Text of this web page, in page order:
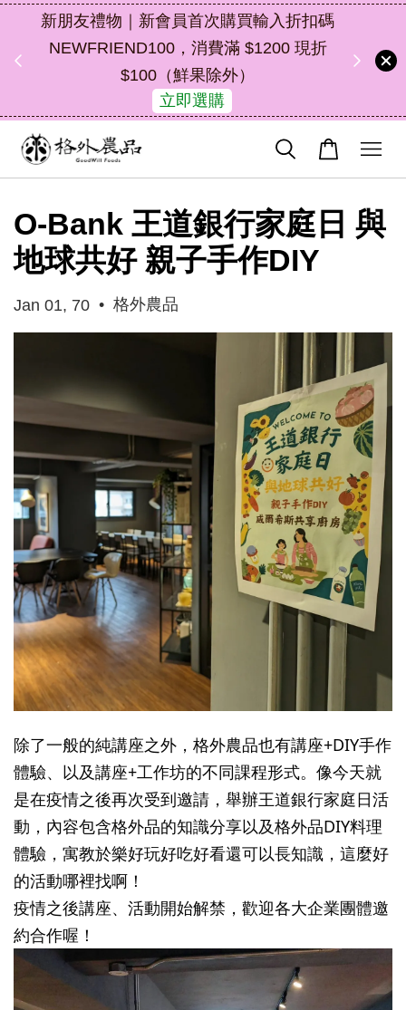
中秋禮盒新上市｜橘皮植萃永續好禮，解
油去味・送禮自用兩相宜
了解詳情
46
天
22
小時
13
O-Bank 王道銀行家庭日 與
地球共好 親子手作DIY
Jan 01, 70 • 格外農品
除了一般的純講座之外，格外農品也有講座+DIY手作
體驗、以及講座+工作坊的不同課程形式。像今天就
是在疫情之後再次受到邀請，舉辦王道銀行家庭日活
動，內容包含格外品的知識分享以及格外品DIY料理
體驗，寓教於樂好玩好吃好看還可以長知識，這麼好
的活動哪裡找啊！
疫情之後講座、活動開始解禁，歡迎各大企業團體邀
約合作喔！